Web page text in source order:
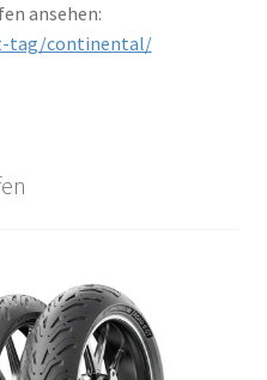
ansehen:
tag/continental/